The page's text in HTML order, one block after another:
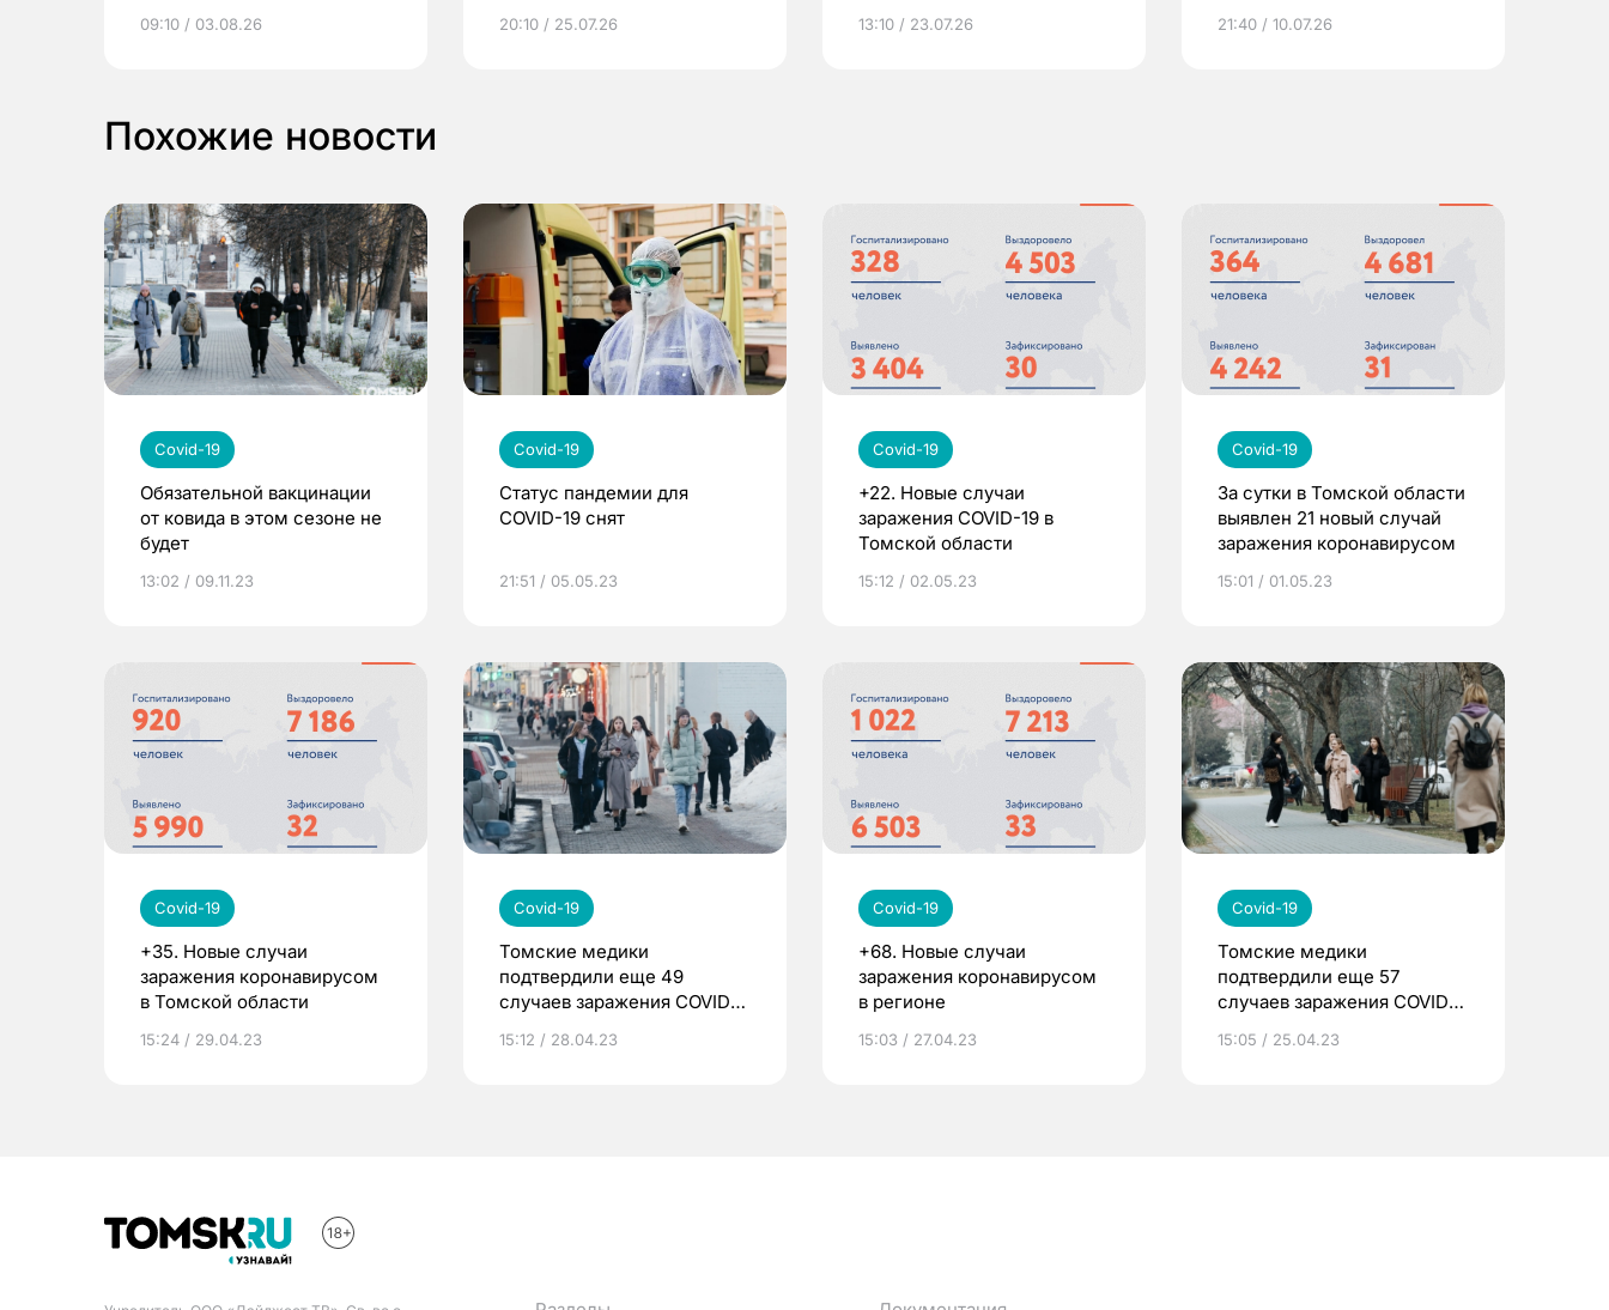
выиграть призы
09:10 / 03.08.26 20:10 / 25.07.26
по ОМС!
13:10 / 23.07.26 21:40 / 10.07.26
Похожие новости
Covid-19
Обязательной вакцинации
от ковида в этом сезоне не
будет
13:02 / 09.11.23
Covid-19
Статус пандемии для
COVID-19 снят
21:51 / 05.05.23
Covid-19
+22. Новые случаи
заражения COVID-19 в
Томской области
15:12 / 02.05.23
Covid-19
За сутки в Томской области
выявлен 21 новый случай
заражения коронавирусом
15:01 / 01.05.23
Covid-19
+35. Новые случаи
заражения коронавирусом
в Томской области
15:24 / 29.04.23
Covid-19
Томские медики
подтвердили еще 49
случаев заражения COVID-
15:12 / 28.04.23
Covid-19
+68. Новые случаи
заражения коронавирусом
в регионе
15:03 / 27.04.23
Covid-19
Томские медики
подтвердили еще 57
случаев заражения COVID-
15:05 / 25.04.23